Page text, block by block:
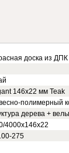
доска из ДПК
146x22 мм Teak
полимерный
дерева +
4000х146х22
275